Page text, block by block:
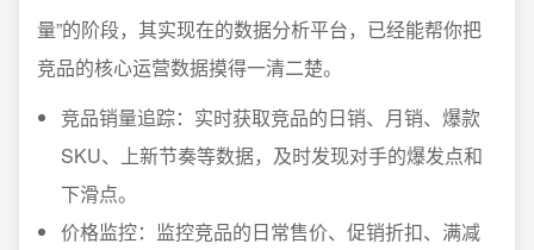
量”的阶段，其实现在的数据分析平台，已经能帮你把
竞品的核心运营数据摸得一清二楚。
竞品销量追踪：实时获取竞品的日销、月销、爆款
SKU、上新节奏等数据，及时发现对手的爆发点和
下滑点。
价格监控：监控竞品的日常售价、促销折扣、满减